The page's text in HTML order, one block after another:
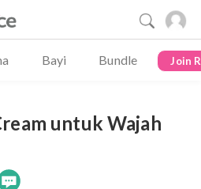
Bayi Bundle Join
untuk Wajah